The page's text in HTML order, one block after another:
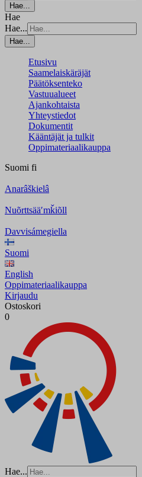
Hae...
Hae
Hae...
Hae...
Etusivu
Saamelaiskäräjät
Päätöksenteko
Vastuualueet
Ajankohtaista
Yhteystiedot
Dokumentit
Kääntäjät ja tulkit
Oppimateriaalikauppa
Suomi fi
Anarâškielâ
Nuõrttsääʹmǩiõll
Davvisámegiella
Suomi
English
Oppimateriaalikauppa
Kirjaudu
Ostoskori
0
Hae...